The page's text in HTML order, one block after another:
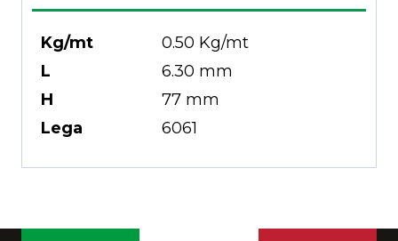
Kg/mt
0.50 Kg/mt
L
6.30 mm
H
77 mm
Lega
6061